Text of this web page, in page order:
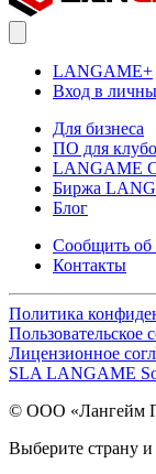
LANGAME+
Вход в
Для бизнеса
ПО для
LANGAME
Биржа
Блог
Сообщить об
Контакты
Политика
Пользовательское
Лицензионное
SLA LANGAME
© ООО «Лангейм
Выберите страну и